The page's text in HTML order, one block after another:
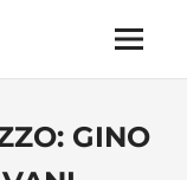
Menu
GINO